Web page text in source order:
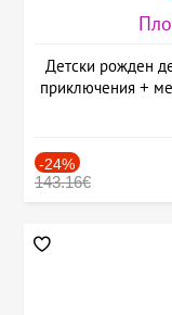
Детски рожден
приключения +
-24%
143.16€